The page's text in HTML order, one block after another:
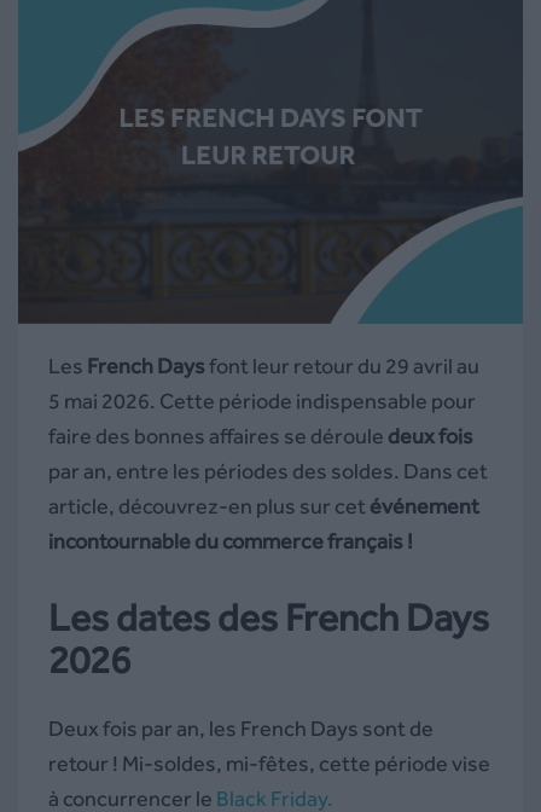
Les French Daysfont leur retour du 29 avril au
5 mai 2026. Cette période indispensable pour
faire des bonnes affaires se déroule deux fois
par an, entre les périodes des soldes. Dans cet
article, découvrez-en plus sur cet événement
incontournable du commerce français !
Les dates des French Days
2026
Deux fois par an, les French Days sont de
retour ! Mi-soldes, mi-fêtes, cette période vise
à concurrencer le Black Friday.